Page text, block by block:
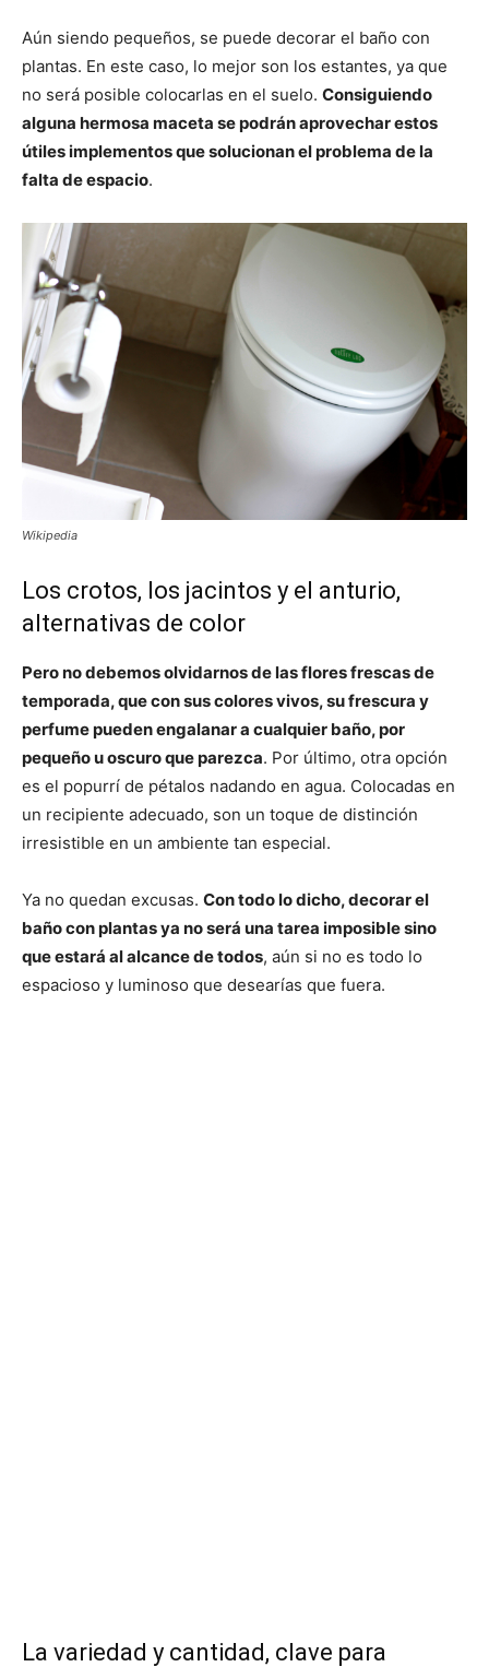
Aún siendo pequeños, se puede decorar el baño con
plantas. En este caso, lo mejor son los estantes, ya que
no será posible colocarlas en el suelo. Consiguiendo
alguna hermosa maceta se podrán aprovechar estos
útiles implementos que solucionan el problema de la
falta de espacio.
Wikipedia
Los crotos, los jacintos y el anturio,
alternativas de color
Pero no debemos olvidarnos de las flores frescas de
temporada, que con sus colores vivos, su frescura y
perfume pueden engalanar a cualquier baño, por
pequeño u oscuro que parezca. Por último, otra opción
es el popurrí de pétalos nadando en agua. Colocadas en
un recipiente adecuado, son un toque de distinción
irresistible en un ambiente tan especial.
Ya no quedan excusas. Con todo lo dicho, decorar el
baño con plantas ya no será una tarea imposible sino
que estará al alcance de todos, aún si no es todo lo
espacioso y luminoso que desearías que fuera.
La variedad y cantidad, clave para